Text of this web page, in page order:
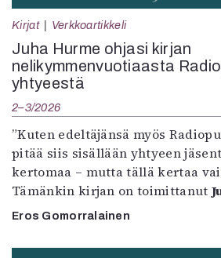
Kirjat Verkkoartikkeli
Juha Hurme ohjasi kirjan
nelikymmenvuotiaasta
yhtyeestä
2–3/2026
”Kuten edeltäjänsä myös
pitää siis sisällään yhtyeen
kertomaa – mutta tällä kertaa
Tämänkin kirjan on toimittanut
Eros Gomorralainen